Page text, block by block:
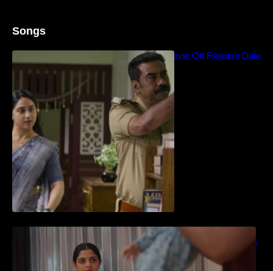
Songs
Blockbuster Thalavan Movie Ott Release Date
– Video Song Release
തിയേറ്ററിൽ വൻ വിജയമായി മുന്നേറിയ
ഗുരുവായൂർ അംബലനടയിൽ… വീഡിയോ
സോങ്ങ്..